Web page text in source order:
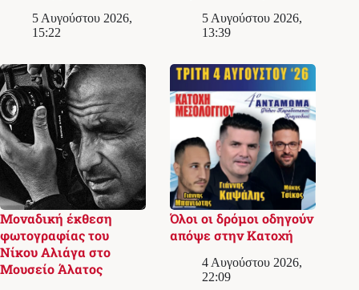
5 Αυγούστου 2026,
15:22
5 Αυγούστου 2026,
13:39
Μοναδική έκθεση
φωτογραφίας του
Νίκου Αλιάγα στο
Μουσείο Άλατος
Όλοι οι δρόμοι οδηγούν
απόψε στην Κατοχή
4 Αυγούστου 2026,
22:09